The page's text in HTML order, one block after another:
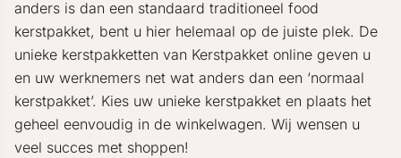
anders is dan een standaard traditioneel food
kerstpakket, bent u hier helemaal op de juiste plek. De
unieke kerstpakketten van Kerstpakket online geven u
en uw werknemers net wat anders dan een ‘normaal
kerstpakket’. Kies uw unieke kerstpakket en plaats het
geheel eenvoudig in de winkelwagen. Wij wensen u
veel succes met shoppen!